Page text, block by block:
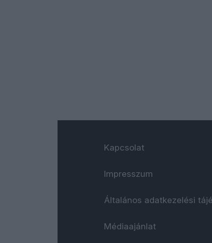
Kapcsolat
Impresszum
Általános adatkezelési
Médiaajánlat